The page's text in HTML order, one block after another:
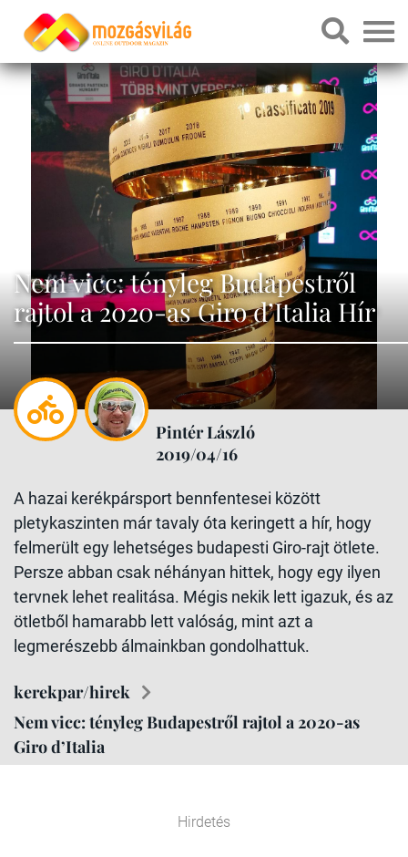
Nem vicc: tényleg Budapestről
rajtol a 2020-as Giro d’Italia Hír
Pintér László
2019/04/16
A hazai kerékpársport bennfentesei között
pletykaszinten már tavaly óta keringett a hír, hogy
felmerült egy lehetséges budapesti Giro-rajt ötlete.
Persze abban csak néhányan hittek, hogy egy ilyen
tervnek lehet realitása. Mégis nekik lett igazuk, és az
ötletből hamarabb lett valóság, mint azt a
legmerészebb álmainkban gondolhattuk.
kerekpar/hirek
Nem vicc: tényleg Budapestről rajtol a 2020-as
Giro d’Italia
Hirdetés